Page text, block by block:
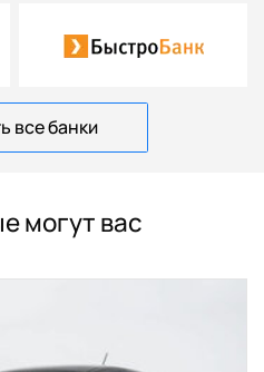
все банки
могут вас